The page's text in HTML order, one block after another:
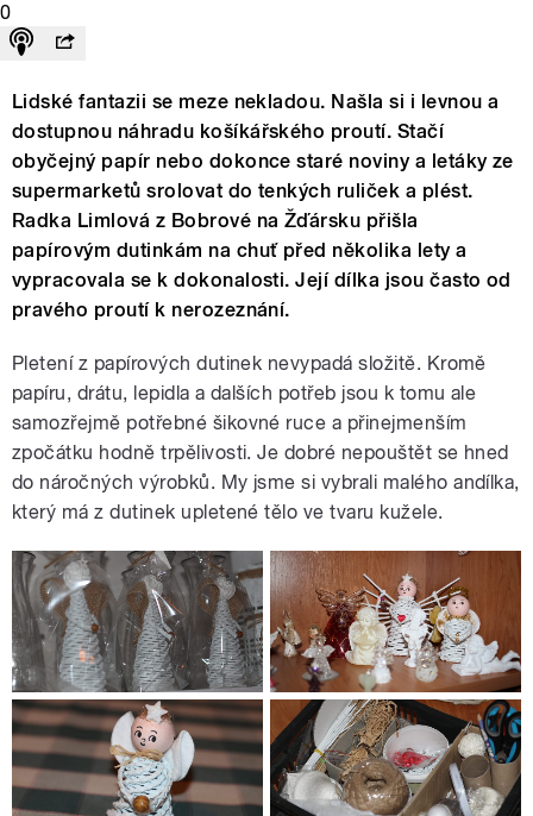
0
Lidské fantazii se meze nekladou. Našla si i levnou a
dostupnou náhradu košíkářského proutí. Stačí
obyčejný papír nebo dokonce staré noviny a letáky ze
supermarketů srolovat do tenkých ruliček a plést.
Radka Limlová z Bobrové na Žďársku přišla
papírovým dutinkám na chuť před několika lety a
vypracovala se k dokonalosti. Její dílka jsou často od
pravého proutí k nerozeznání.
Pletení z papírových dutinek nevypadá složitě. Kromě
papíru, drátu, lepidla a dalších potřeb jsou k tomu ale
samozřejmě potřebné šikovné ruce a přinejmenším
zpočátku hodně trpělivosti. Je dobré nepouštět se hned
do náročných výrobků. My jsme si vybrali malého andílka,
který má z dutinek upletené tělo ve tvaru kužele.